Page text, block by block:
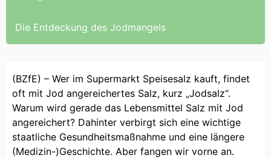
Die Entdeckung des Jodmangels
(BZfE) – Wer im Supermarkt Speisesalz kauft, findet
oft mit Jod angereichertes Salz, kurz „Jodsalz“.
Warum wird gerade das Lebensmittel Salz mit Jod
angereichert? Dahinter verbirgt sich eine wichtige
staatliche Gesundheitsmaßnahme und eine längere
(Medizin-)Geschichte. Aber fangen wir vorne an.